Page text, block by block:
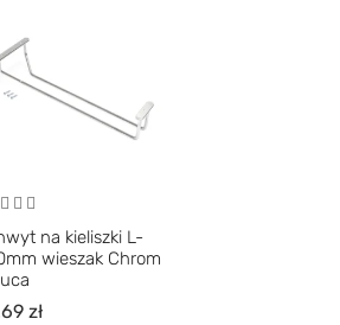
na kieliszki L-
wieszak Chrom
zł